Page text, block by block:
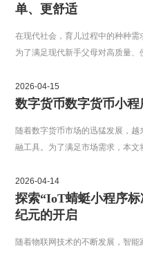
单、更舒适
在现代社会，育儿过程中的种种需
为了满足现代新手父母对高质量、
2026-04-15
数字货币数字货币小
随着数字货币市场的迅猛发展，
融工具。为了满足市场需求，本文
2026-04-14
探索“IoT蜻蜓小程序
纪元的开启
随着物联网技术的不断发展，智